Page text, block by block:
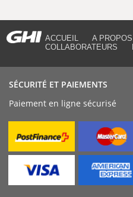
ACCUEIL A PROPOS
COLLABORATEURS
SÉCURITÉ ET PAIEMENTS
Paiement en ligne sécurisé